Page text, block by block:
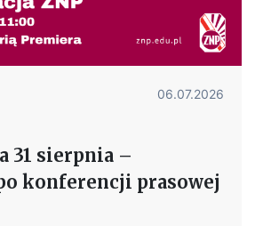
06.07.2026
31 sierpnia –
konferencji prasowej